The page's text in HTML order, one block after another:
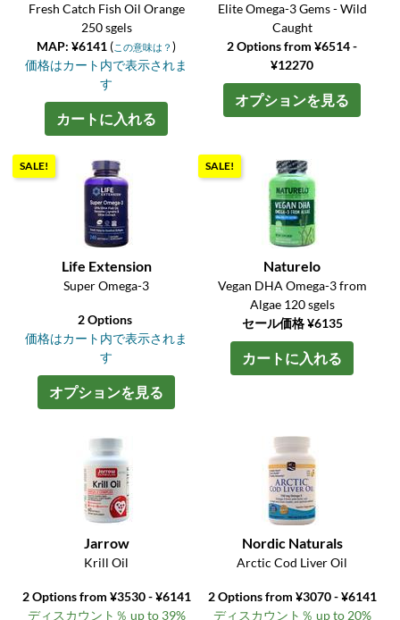
Fresh Catch Fish Oil Orange
250 sgels
MAP: ¥6141 (この意味は？)
価格はカート内で表示されま
す
カートに入れる
Elite Omega-3 Gems - Wild
Caught
2 Options from ¥6514 -
¥12270
オプションを見る
SALE!
Life Extension
Super Omega-3
2 Options
価格はカート内で表示されま
す
オプションを見る
SALE!
Naturelo
Vegan DHA Omega-3 from
Algae 120 sgels
セール価格 ¥6135
カートに入れる
Jarrow
Krill Oil
2 Options from ¥3530 - ¥6141
ディスカウント％ up to 39%
Nordic Naturals
Arctic Cod Liver Oil
2 Options from ¥3070 - ¥6141
ディスカウント％ up to 20%